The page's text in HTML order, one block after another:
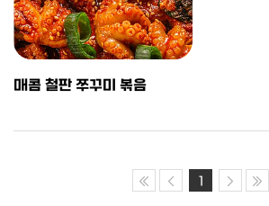
매콤 철판 쭈꾸미 볶음
1